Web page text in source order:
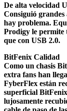
De alta velocidad
Consiguió
hay problema.
Prodigy le permite
que con USB 2.0.
BitFenix ​​Calidad
Como un chasis
extra fans han
FyberFlex están
superficial
lujosamente